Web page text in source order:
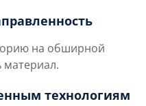
на обширной
материал.
технологиям